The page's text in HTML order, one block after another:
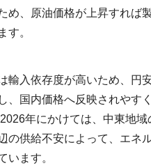
め、原油価格が上昇すれば
す。
輸入依存度が高いため、円
、国内価格へ反映されやす
年にかけては、中東地
の供給不安によって、エネ
います。